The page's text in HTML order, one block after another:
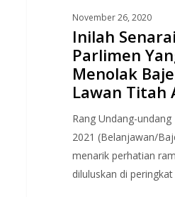
November 26, 2020
Inilah
Parlimen
Menolak
Lawan Titah
Rang Undang-undang
2021 (Belanjawan/
menarik perhatian
diluluskan di